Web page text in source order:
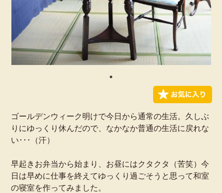
ゴールデンウィーク明けで今日から通常の生活。久しぶ
りにゆっくり休んだので、なかなか普通の生活に戻れな
い･･･（汗）
早起きお弁当から始まり、お昼にはクタクタ（苦笑）今
日は早めに仕事を終えてゆっくり過ごそうと思って和室
の寝室を作ってみました。